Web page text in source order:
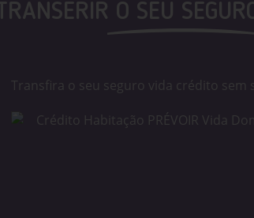
TRANSERIR O SEU
Transfira o seu seguro vida crédito sem